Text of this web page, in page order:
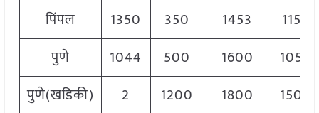
पिंपल
1350 350 1453
1150
पुणे
1044 500 1600
1050
पुणे(खडिकी)
2 1200 1800
1500